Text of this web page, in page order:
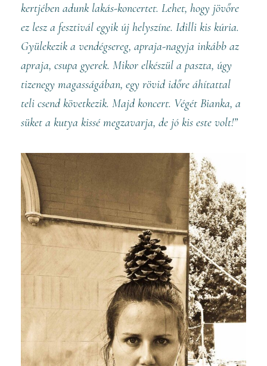
kertjében adunk lakás-koncertet. Lehet, hogy jövőre
ez lesz a fesztivál egyik új helyszíne. Idilli kis kúria.
Gyülekezik a vendégsereg, apraja-nagyja inkább az
apraja, csupa gyerek. Mikor elkészül a paszta, úgy
tizenegy magasságában, egy rövid időre áhítattal
teli csend következik. Majd koncert. Végét Bianka, a
süket a kutya kissé megzavarja, de jó kis este volt!”